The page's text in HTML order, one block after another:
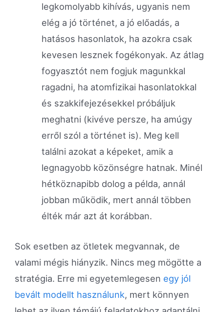
legkomolyabb kihívás, ugyanis nem
elég a jó történet, a jó előadás, a
hatásos hasonlatok, ha azokra csak
kevesen lesznek fogékonyak. Az átlag
fogyasztót nem fogjuk magunkkal
ragadni, ha atomfizikai hasonlatokkal
és szakkifejezésekkel próbáljuk
meghatni (kivéve persze, ha amúgy
erről szól a történet is). Meg kell
találni azokat a képeket, amik a
legnagyobb közönségre hatnak. Minél
hétköznapibb dolog a példa, annál
jobban működik, mert annál többen
élték már azt át korábban.
Sok esetben az ötletek megvannak, de
valami mégis hiányzik. Nincs meg mögötte a
stratégia. Erre mi egyetemlegesen egy jól
bevált modellt használunk, mert könnyen